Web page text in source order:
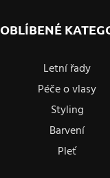
OBLÍBENÉ
Letní řady
Péče o vlasy
Styling
Barvení
Pleť